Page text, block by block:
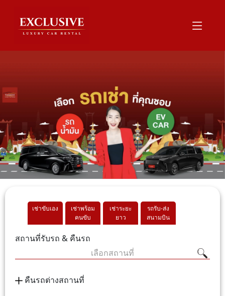
เช่าขับเอง
เช่าพร้อม
คนขับ
เช่าระยะ
ยาว
รถรับ-ส่ง
สนามบิน
สถานที่รับรถ & คืนรถ
เลือกสถานที่
คืนรถต่างสถานที่